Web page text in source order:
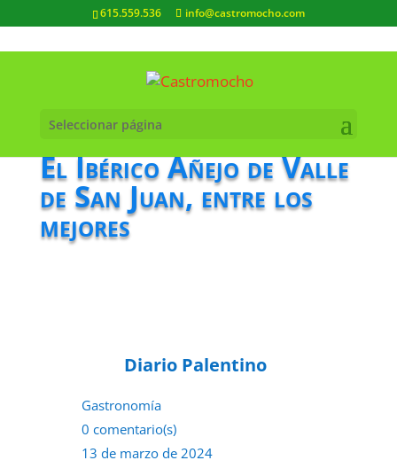
615.559.536 info@castromocho.com
Seleccionar página
El Ibérico Añejo de Valle
de San Juan, entre los
mejores
Diario Palentino
Gastronomía
0 comentario(s)
13 de marzo de 2024